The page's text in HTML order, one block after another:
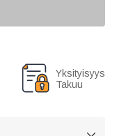
Yksityisyys
Takuu